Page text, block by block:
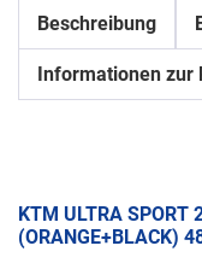
Beschreibung
Informationen
KTM ULTRA SPORT
(ORANGE+BLACK)